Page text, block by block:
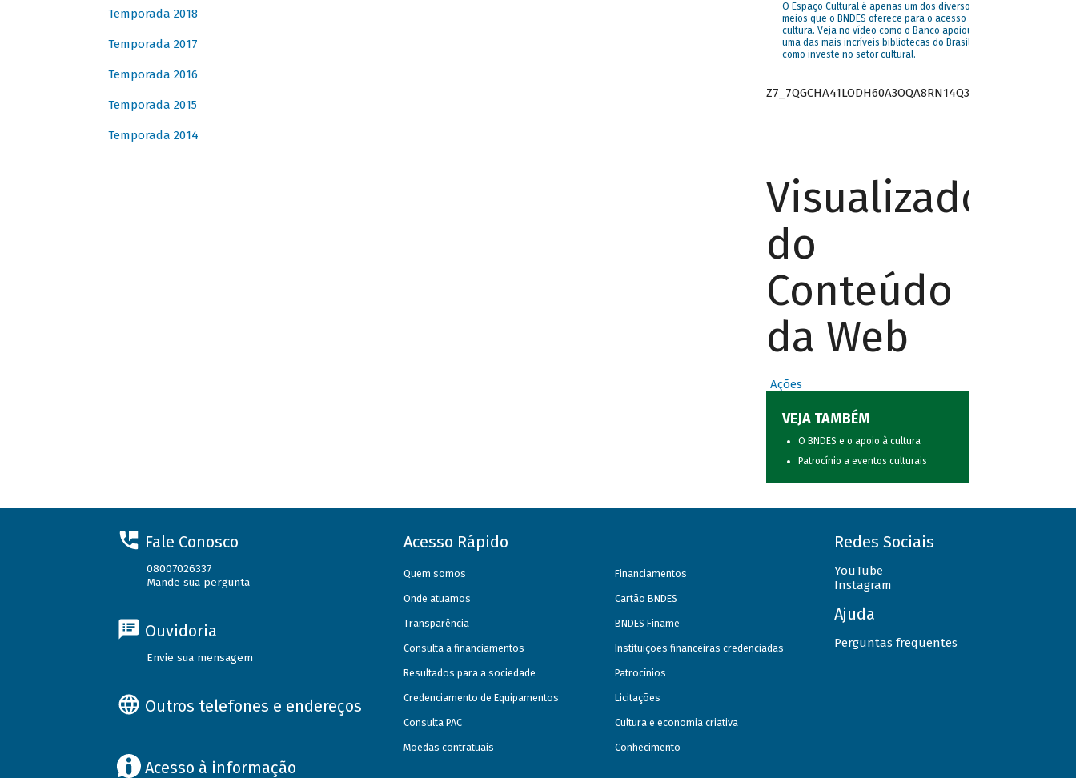
Temporada 2018
Temporada 2017
Temporada 2016
Temporada 2015
Temporada 2014
O Espaço Cultural é apenas um dos diversos
meios que o BNDES oferece para o acesso à
cultura. Veja no vídeo como o Banco apoiou
uma das mais incríveis bibliotecas do Brasil e
como investe no setor cultural.
Z7_7QGCHA41LODH60A3OQA8RN14Q3
Visualizador
do
Conteúdo
da Web
Ações
VEJA TAMBÉM
O BNDES e o apoio à cultura
Patrocínio a eventos culturais
Fale Conosco
08007026337
Mande sua pergunta
Ouvidoria
Envie sua mensagem
Outros telefones e endereços
Acesso à informação
Acesso Rápido
Quem somos
Onde atuamos
Transparência
Consulta a financiamentos
Resultados para a sociedade
Credenciamento de Equipamentos
Consulta PAC
Moedas contratuais
Financiamentos
Cartão BNDES
BNDES Finame
Instituições financeiras credenciadas
Patrocínios
Licitações
Cultura e economia criativa
Conhecimento
Redes Sociais
YouTube
Instagram
Ajuda
Perguntas frequentes